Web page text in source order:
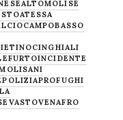
ALTOMOLISE
ATESSA
CAMPOBASSO
CINGHIALI
FURTOINCIDENTE
POLIZIAPROFUGHI
VASTOVENAFRO